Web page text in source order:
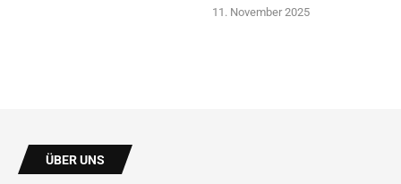
11. November 2025
ÜBER UNS